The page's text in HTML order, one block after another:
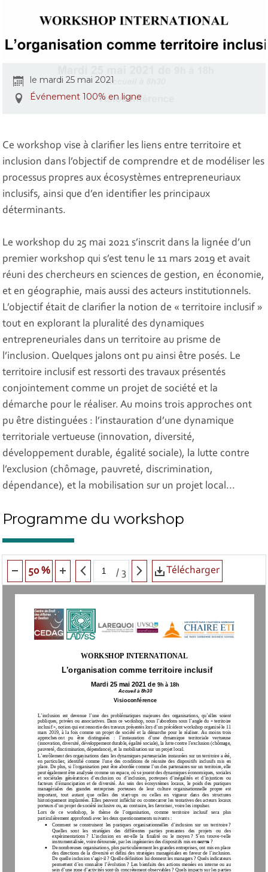
le mardi 25 mai 2021
Événement 100% en ligne
Ce workshop vise à clarifier les liens entre territoire et
inclusion dans l’objectif de comprendre et de modéliser les
processus propres aux écosystèmes entrepreneuriaux
inclusifs, ainsi que d’en identifier les principaux
déterminants.
Le workshop du 25 mai 2021 s’inscrit dans la lignée d’un
premier workshop qui s’est tenu le 11 mars 2019 et avait
réuni des chercheurs en sciences de gestion, en économie,
et en géographie, mais aussi des acteurs institutionnels.
L’objectif était de clarifier la notion de « territoire inclusif »
tout en explorant la pluralité des dynamiques
entrepreneuriales dans un territoire au prisme de
l’inclusion. Quelques jalons ont pu ainsi être posés. Le
territoire inclusif est ressorti des travaux présentés
conjointement comme un projet de société et la
démarche pour le réaliser. Au moins trois approches ont
pu être distinguées : l’instauration d’une dynamique
territoriale vertueuse (innovation, diversité,
développement durable, égalité sociale), la lutte contre
l’exclusion (chômage, pauvreté, discrimination,
dépendance), et la mobilisation sur un projet local...
Programme du workshop
50 % /3 Télécharger
WORKSHOP INTERNATIONAL
L ’organisation comme territoire inclusif
Mardi 25 mai 2021 de 9h à 18h
Accueil à 8h30
Visioconférence
L’inclusion est  devenue l’une  des  problématiques majeures des organisations,  qu’elles  soient
publiques, privées ou  associatives.  Dans  ce  workshop, nous  l’abordons  sous  l’angle  du « territoire
inclusif », notion qui est ressortie des travaux présentés lors d’un précédent workshop organisé le 11
mars  2019,  à  la  fois comme  un  projet  de  société  et  la  démarche  pour  le  réaliser. Au  moins  trois
approches ont   pu   être   distinguées : l’instauration   d’une   dynamique   territoriale   vertueuse
(innovation, diversité, développement durable, égalité sociale), la lutte contre l’exclusion (chômage,
pauvreté, discrimination, dépendance), et la mobilisation sur un projet local.
L ’enrôlement des organisations dans les dynamiques partenariales instaurées sur un territoire a été,
en  particulier, identifié comme  l’une des conditions  de  réussite des dispositifs  inclusifs  mis  en
place. De plus, si l’organisation peut être abordée comme l’un des partenaires sur un territoire, elle
peut également être analysée comme un espace, où se jouent des dynamiques économiques, sociales
et  sociétales génératrices  d’exclusion  ou  d’inclusion,  porteuses  d’inégalités et d’injustices  ou
facteurs  d’émancipation  et  de  diversité. Au  sein  des  écosystèmes locaux, le poids  des  pratiques
managériales des grandes   entreprises porteuses   de   leur   culture   organisationnelle   propre est
important, tout   autant   que   celles des   start-ups   ou celles en   vigueur   dans des   structures
historiquement implantées . Elles peuvent infléchir ou contrecarrer les tentatives des acteurs locaux
porteurs d’un projet de société inclusive ou, au contraire, les favoriser, voire les impulser.
Lors   de
ce workshop,   le thème de l’organisation,   comme   territoire   inclusif   sera   plus
particulièrement approfondi avec les deux questionnements suivants :
•
Comment se  construisent les  pratiques  organisationnelles d’inclusion sur  un  territoire ?
Quelles   sont   les   stratégies   des   différentes parties   prenantes   des projets   ou   des
expérimentations ? L’inclusion en est-elle  la  finalité  ou  le  moyen ? S’en  trouve-t-elle
instrumentalisée, voire détournée, par les ingénieries des dispositifs mis en œuvre ?
•
De nombreuses organisations, plus particulièrement les grandes entreprises, ont mis en place
des  directions  de  la  diversité et  défini des  stratégies  managériales  en  faveur  de l’inclusion.
De quelle inclusion s’agit-il ? Quelle définition lui donnent les managers ? Quels indicateurs
permettent  d’en connaître  l’évolution ? Les  bienfaits  des  actions menées  en interne ou au
sein d’une zone d’activités sont-ils concrètement observables ? Quels impacts sur les parties